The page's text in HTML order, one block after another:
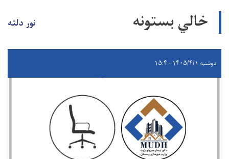
خالي بستونه نور دلته
دوشنبه ۱۴۰۵/۴/۱ - ۱۵:۴